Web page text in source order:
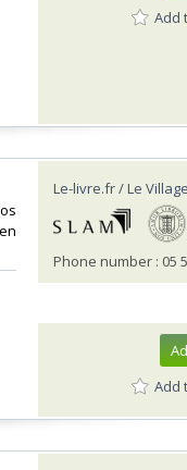
Add
Le-livre.fr / Le
Phone number : 05
Add